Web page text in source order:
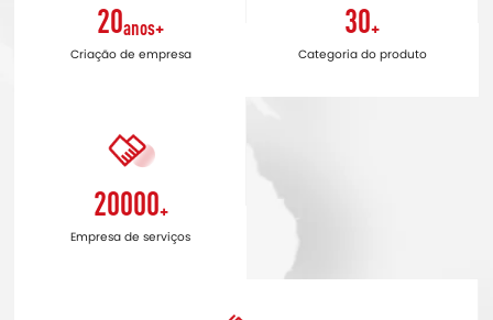
20anos+
Criação de empresa
30+
Categoria do produto
20000+
Empresa de serviços